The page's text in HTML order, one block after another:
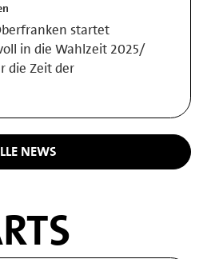
startet
in die Wahlzeit 2025/
die Zeit der
NEWS